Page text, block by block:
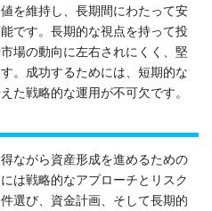
を維持し、長期間にわたって安
です。長期的な視点を持って投
場の動向に左右されにくく、堅
。成功するためには、短期的な
た戦略的な運用が不可欠です。
ながら資産形成を進めるための
は戦略的なアプローチとリスク
選び、資金計画、そして長期的